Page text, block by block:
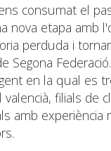
consumat el
nova etapa amb
perduda i
Segona
en la qual es
filials de
amb experiència